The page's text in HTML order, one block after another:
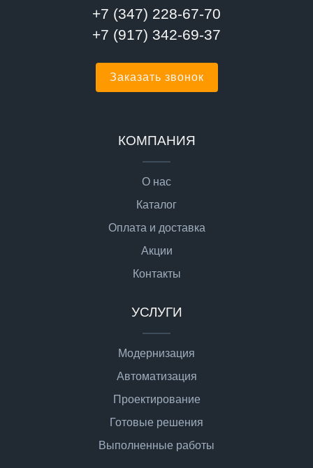
+7 (347) 228-67-70
+7 (917) 342-69-37
Заказать звонок
КОМПАНИЯ
О нас
Каталог
Оплата и доставка
Акции
Контакты
УСЛУГИ
Модернизация
Автоматизация
Проектирование
Готовые решения
Выполненные работы